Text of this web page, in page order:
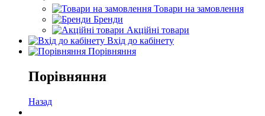
Товари на замовлення
Бренди
Акційні товари
Вхід до кабінету
Порівняння
Порівняння
Назад